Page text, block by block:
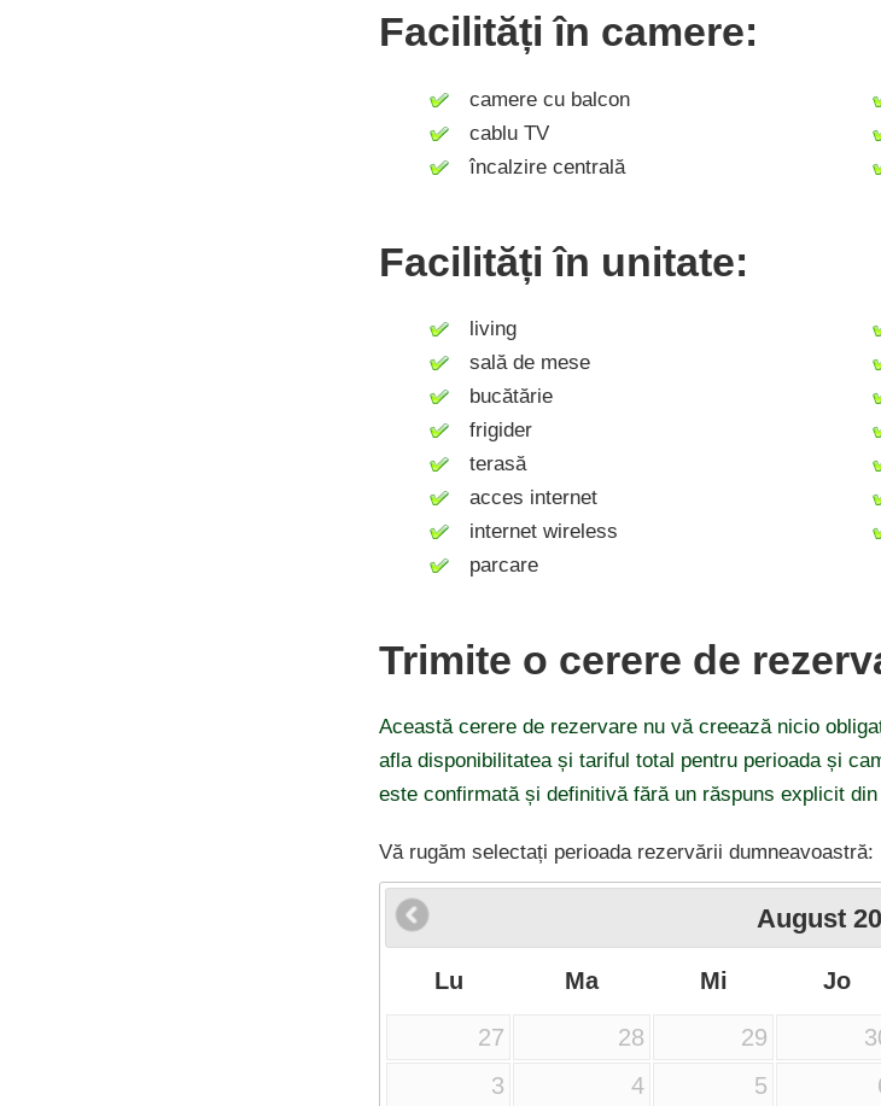
Facilități în camere:
camere cu balcon
cablu TV
încalzire centrală
Facilități în unitate:
living
sală de mese
bucătărie
frigider
terasă
acces internet
internet wireless
parcare
Trimite o cerere de
Această cerere de rezervare nu vă creează nicio
afla disponibilitatea și tariful total pentru perioada și
este confirmată și definitivă fără un răspuns explicit
Vă rugăm selectați perioada rezervării dumneavoastră:
August
Lu Ma Mi Jo
27 28 29
3
4 5